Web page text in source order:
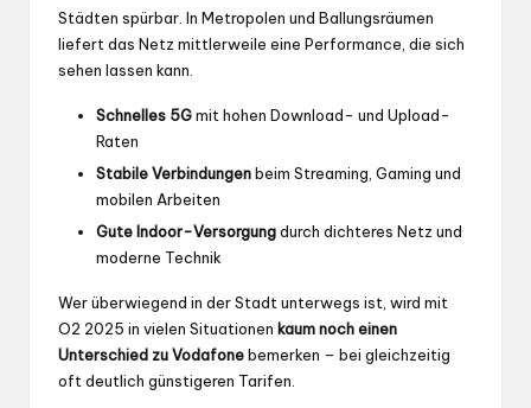
Städten spürbar. In Metropolen und Ballungsräumen
liefert das Netz mittlerweile eine Performance, die sich
sehen lassen kann.
Schnelles 5Gmit hohen Download- und Upload-
Raten
Stabile Verbindungenbeim Streaming, Gaming und
mobilen Arbeiten
Gute Indoor-Versorgungdurch dichteres Netz und
moderne Technik
Wer überwiegend in der Stadt unterwegs ist, wird mit
O2 2025 in vielen Situationen kaum noch einen
Unterschied zu Vodafonebemerken – bei gleichzeitig
oft deutlich günstigeren Tarifen.